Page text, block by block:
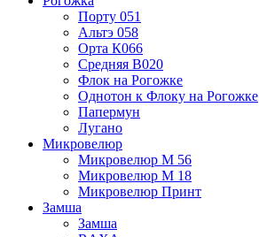
Порту 051
Альтэ 058
Орта К066
Средняя B020
Флок на Рогожке
Однотон к Флоку на Рогожке
Папермун
Лугано
Микровелюр
Микровелюр М 56
Микровелюр М 18
Микровелюр Принт
Замша
Замша